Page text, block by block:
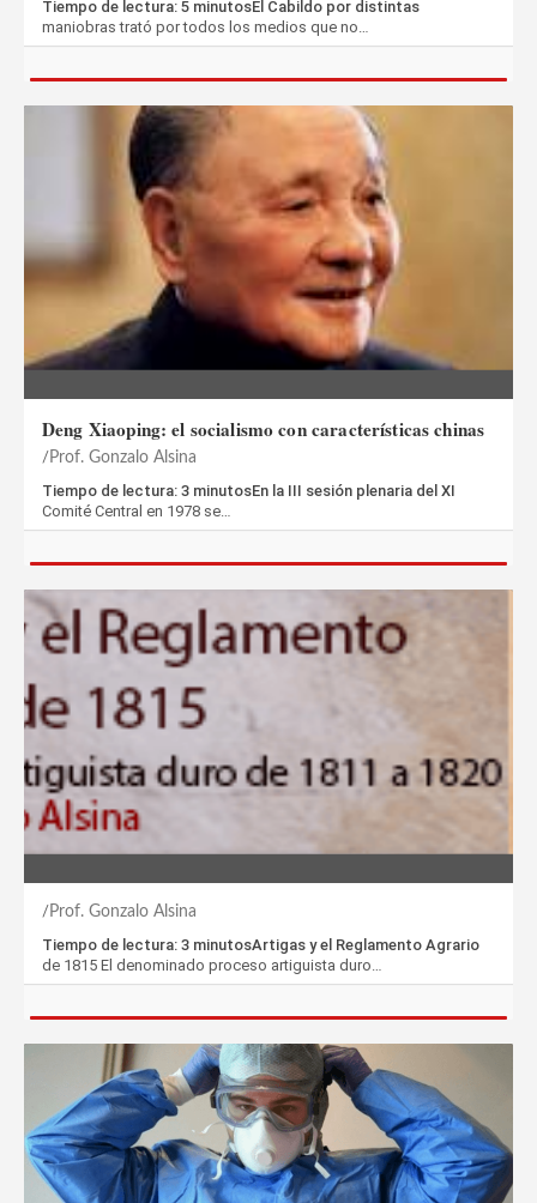
Tiempo de lectura: 5 minutosEl Cabildo por distintas
maniobras trató por todos los medios que no…
Deng Xiaoping: el socialismo con características chinas
Prof. Gonzalo Alsina
Tiempo de lectura: 3 minutosEn la III sesión plenaria del XI
Comité Central en 1978 se…
Prof. Gonzalo Alsina
Tiempo de lectura: 3 minutosArtigas y el Reglamento Agrario
de 1815 El denominado proceso artiguista duro…